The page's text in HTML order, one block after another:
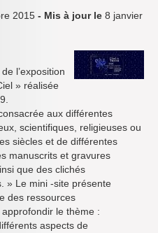
2015 - Mis à jour le 8 janvier
l’exposition
» réalisée
aux différentes
scientifiques, religieuses ou
siècles et de différentes
manuscrits et gravures
que des clichés
» Le mini -site présente
des ressources
le thème :
aspects de